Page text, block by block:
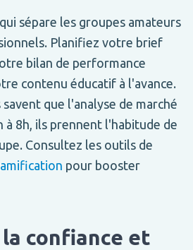
sépare les groupes amateurs
Planifiez votre brief
bilan de performance
contenu éducatif à l'avance.
que l'analyse de marché
à 8h, ils prennent l'habitude de
Consultez les outils de
pour booster
confiance et